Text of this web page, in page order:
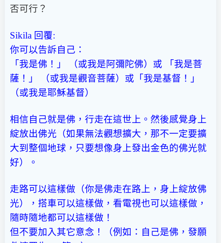
否可行？
Sikila 回覆:
你可以告訴自己：
「我是佛！」 （或我是阿彌陀佛） 或 「我是菩
薩！」 （或我是觀音菩薩） 或「我是基督！」
（或我是耶穌基督）
相信自己就是佛，行走在這世上。然後感覺身上
綻放出佛光（如果無法觀想擴大，那不一定要擴
大到整個地球，只要想像身上發出金色的佛光就
好）。
走路可以這樣做（你是佛走在路上，身上綻放佛
光），搭車可以這樣做，看電視也可以這樣做，
隨時隨地都可以這樣做！
但不要加入其它意念！（例如：自己是佛，發願